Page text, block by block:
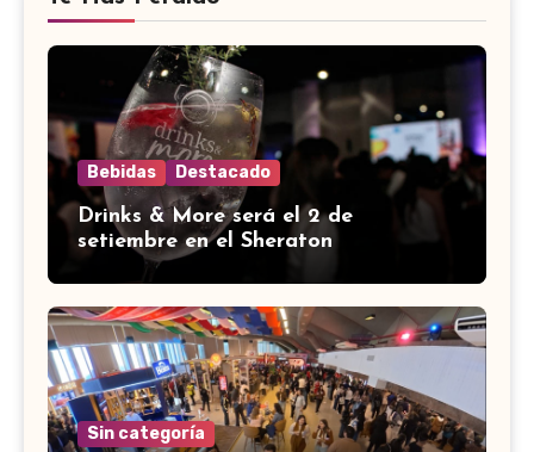
Bebidas Destacado
Drinks & More será el 2 de
setiembre en el Sheraton
Sin categoría